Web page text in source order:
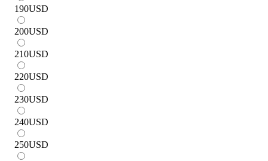
190USD
200USD
210USD
220USD
230USD
240USD
250USD